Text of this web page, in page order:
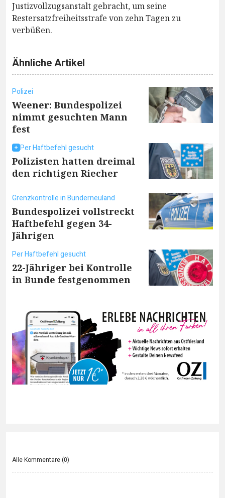
Justizvollzugsanstalt gebracht, um seine
Restersatzfreiheitsstrafe von zehn Tagen zu
verbüßen.
Ähnliche Artikel
Polizei
Weener: Bundespolizei
nimmt gesuchten Mann
fest
Per Haftbefehl gesucht
Polizisten hatten dreimal
den richtigen Riecher
Grenzkontrolle in Bunderneuland
Bundespolizei vollstreckt
Haftbefehl gegen 34-
Jährigen
Per Haftbefehl gesucht
22-Jähriger bei Kontrolle
in Bunde festgenommen
Alle Kommentare (0)